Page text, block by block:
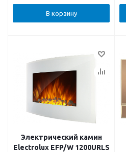
В корзину
Электрический камин
Electrolux EFP/W 1200URLS